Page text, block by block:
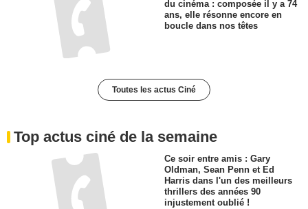
du cinéma : composée il y a 74
ans, elle résonne encore en
boucle dans nos têtes
Toutes les actus Ciné
Top actus ciné de la semaine
Ce soir entre amis : Gary
Oldman, Sean Penn et Ed
Harris dans l'un des meilleurs
thrillers des années 90
injustement oublié !